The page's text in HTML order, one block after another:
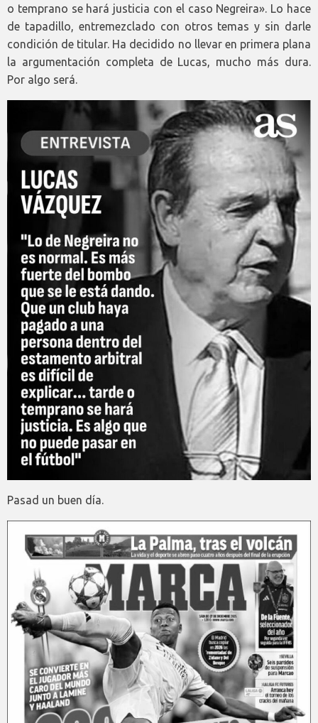
o temprano se hará justicia con el caso Negreira». Lo hace
de tapadillo, entremezclado con otros temas y sin darle
condición de titular. Ha decidido no llevar en primera plana
la argumentación completa de Lucas, mucho más dura.
Por algo será.
Pasad un buen día.